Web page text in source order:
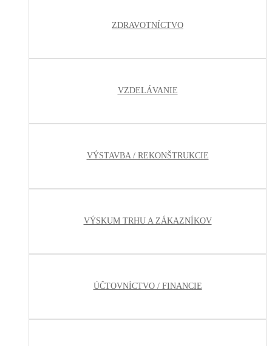
ZDRAVOTNÍCTVO
VZDELÁVANIE
VÝSTAVBA / REKONŠTRUKCIE
VÝSKUM TRHU A ZÁKAZNÍKOV
ÚČTOVNÍCTVO / FINANCIE